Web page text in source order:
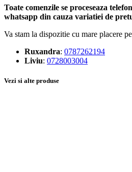
Toate comenzile se proceseaza
whatsapp din cauza variatiei de
Va stam la dispozitie cu mare placere
Ruxandra: 0787262194
Liviu: 0728003004
Vezi si alte produse